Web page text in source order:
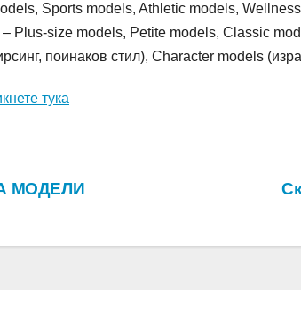
Sports models, Athletic models,
– Plus-size models, Petite models, Classic
поинаков стил), Character models
тука
МОДЕЛИ